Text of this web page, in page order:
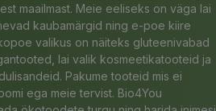
maailmast. Meie eeliseks on väga lai
kaubamärgid ning e-poe kiire
valikus on näiteks gluteenivabad
lai valik kosmeetikatooteid ja
Pakume tooteid mis ei
ega meie tervist. Bio4You